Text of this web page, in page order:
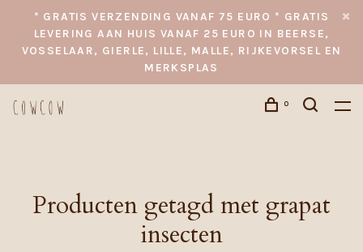
* GRATIS VERZENDING VANAF 75 EURO * GRATIS
LEVERING AAN HUIS VANAF 25 EURO IN BEERSE,
VOSSELAAR, GIERLE, LILLE, MALLE, RIJKEVORSEL EN
MERKSPLAS
0
Producten getagd met grapat
insecten